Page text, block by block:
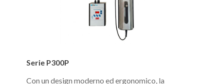
P300PSerie P300P
Con un design moderno ed ergonomico, la